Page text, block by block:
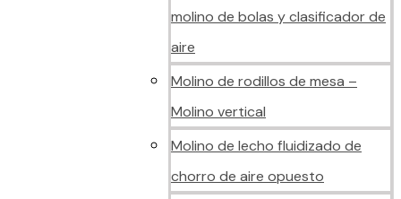
molino de bolas y clasificador de
aire
Molino de rodillos de mesa –
Molino vertical
Molino de lecho fluidizado de
chorro de aire opuesto